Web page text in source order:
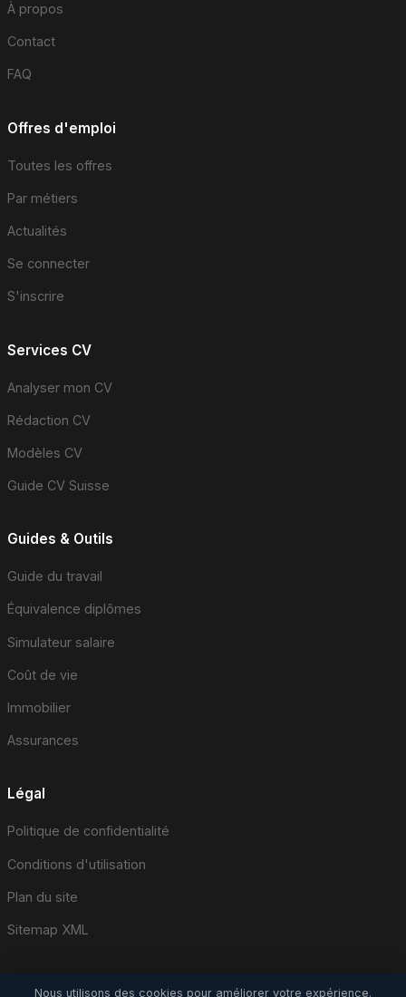
À propos
Contact
FAQ
Offres d'emploi
Toutes les offres
Par métiers
Actualités
Se connecter
S'inscrire
Services CV
Analyser mon CV
Rédaction CV
Modèles CV
Guide CV Suisse
Guides & Outils
Guide du travail
Équivalence diplômes
Simulateur salaire
Coût de vie
Immobilier
Assurances
Légal
Politique de confidentialité
Conditions d'utilisation
Plan du site
Sitemap XML
Nous utilisons des cookies pour améliorer votre expérience.